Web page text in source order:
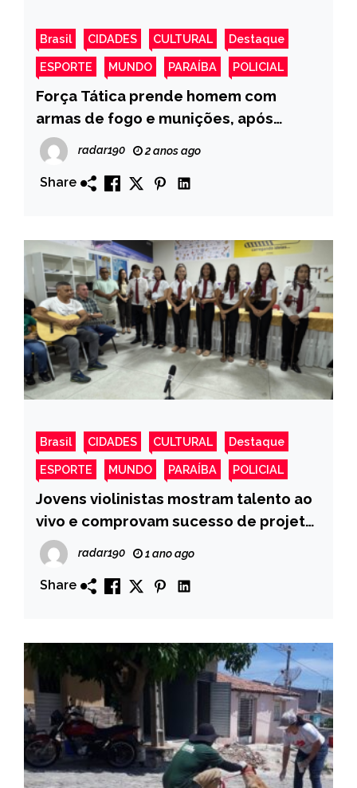
Brasil CIDADES CULTURAL Destaque
ESPORTE MUNDO PARAÍBA POLICIAL
Força Tática prende homem com
armas de fogo e munições, após
abordagem em bar, no município de
Bom Sucesso
radar190 2 anos ago
Share
Brasil CIDADES CULTURAL Destaque
ESPORTE MUNDO PARAÍBA POLICIAL
Jovens violinistas mostram talento ao
vivo e comprovam sucesso de projeto
da prefeitura de Monte Horebe
radar190 1 ano ago
Share